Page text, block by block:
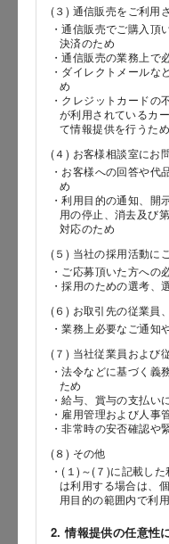
(３) 通信販売をご利用
・通信販売でご購入頂
決済のため
・通信販売の業務上で
・ダイレクトメールな
め
・クレジットカードの
が利用されているカ
て情報提供を行うため
(４) お客様相談室にお
・お客様への回答や代
め
・利用目的の通知、開
用の停止、消去及び
対応のため
(５) 当社の採用活動に
・ご応募頂いた方への
・採用のための選考、
(６) お取引先の従業員
・業務上必要なご通知
(７) 当社従業員および
・法令などに基づく義
ため
・給与、賞与の支払い
・雇用管理および人事
・非常時の安否確認や
(８) その他
・(１)～(７)に記載し
は利用する場合は、
用目的の範囲内で利用
2. 情報提供の任意性
電話番号
メールアドレス
郵便番号
都道府県
市区郡